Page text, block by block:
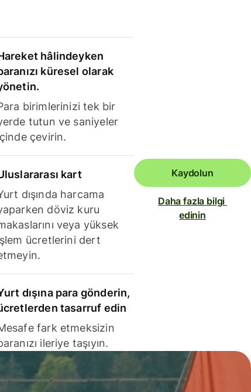
hâlindeyken
küresel olarak
birimlerinizi tek bir
tutun ve saniyeler
çevirin.
kart
dışında harcama
döviz kuru
veya yüksek
ücretlerini dert
dışına para gönderin,
tasarruf edin
fark etmeksizin
ileriye taşıyın.
Kaydolun
Daha fazla bilgi
edinin